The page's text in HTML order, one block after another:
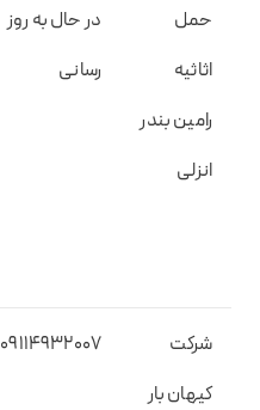
حمل
اثاثیه
رامین بندر
انزلی
در حال به روز
رسانی
شرکت
کیهان بار
09114932007